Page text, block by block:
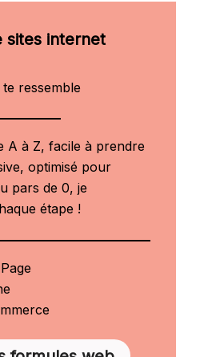
sites internet
ressemble
A à Z, facile à prendre
optimisé pour
pars de 0, je
étape !